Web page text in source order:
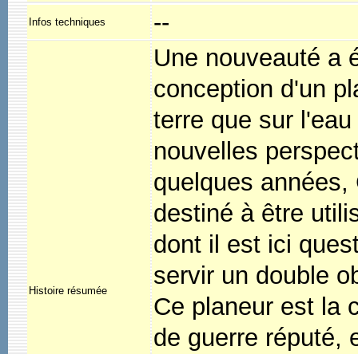
Infos techniques --
Histoire résumée
Une nouveauté a
conception d'un
terre que sur
nouvelles
quelques
destiné à être
dont il est ici
servir un double
Ce planeur est la
de guerre réputé,